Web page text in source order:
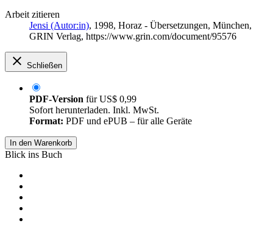
Arbeit zitieren
Jensi (Autor:in), 1998, Horaz - Übersetzungen, München,
GRIN Verlag, https://www.grin.com/document/95576
Schließen
PDF-Version fürUS$ 0,99
Sofort herunterladen. Inkl. MwSt.
Format: PDF und ePUB – für alle Geräte
In den Warenkorb
Blick ins Buch